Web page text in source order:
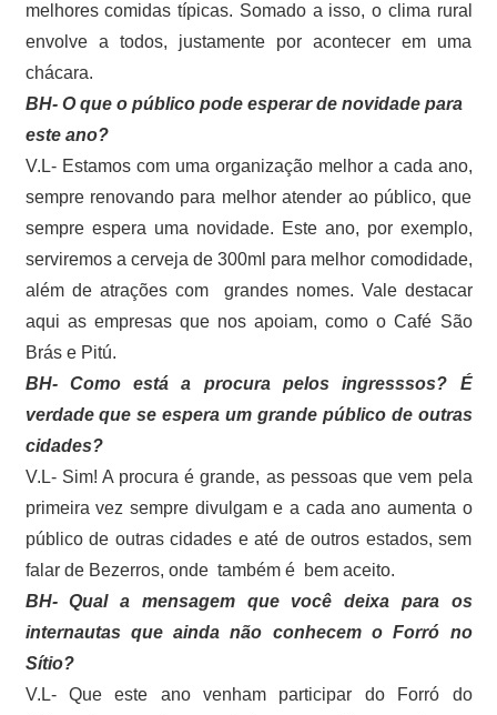
melhores comidas típicas. Somado a isso, o clima rural
envolve a todos, justamente por acontecer em uma
chácara.
BH- O que o público pode esperar de novidade para
este ano?
V.L- Estamos com uma organização melhor a cada ano,
sempre renovando para melhor atender ao público, que
sempre espera uma novidade. Este ano, por exemplo,
serviremos a cerveja de 300ml para melhor comodidade,
além de atrações com grandes nomes. Vale destacar
aqui as empresas que nos apoiam, como o Café São
Brás e Pitú.
BH- Como está a procura pelos ingresssos? É
verdade que se espera um grande público de outras
cidades?
V.L- Sim! A procura é grande, as pessoas que vem pela
primeira vez sempre divulgam e a cada ano aumenta o
público de outras cidades e até de outros estados, sem
falar de Bezerros, onde também é bem aceito.
BH- Qual a mensagem que você deixa para os
internautas que ainda não conhecem o Forró no
Sítio?
V.L- Que este ano venham participar do Forró do